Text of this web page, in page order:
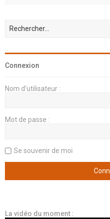
Connexion
Nom d’utilisateur :
Mot de passe :
Se souvenir de moi
La vidéo du moment :